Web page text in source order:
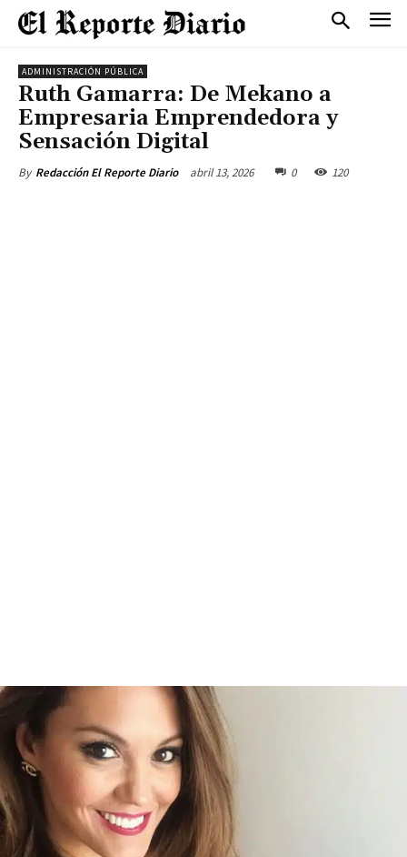
ADMINISTRACIÓN PÚBLICA
Ruth Gamarra: De Mekano a
Empresaria Emprendedora y
Sensación Digital
By Redacción El Reporte Diario abril 13, 2026 0 120